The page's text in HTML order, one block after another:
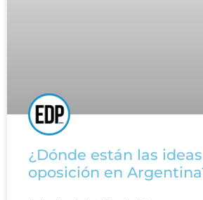
¿Dónde están las
oposición en